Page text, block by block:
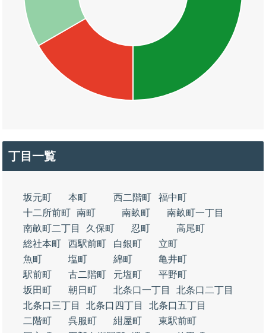
丁目一覧
坂元町 本町 西二階町
福中町
十二所前町 南町 南畝町
南畝町一丁目
南畝町二丁目
久保町 忍町
高尾町
総社本町
西駅前町 白銀町
立町
魚町
塩町 綿町
亀井町
駅前町
古二階町 元塩町
平野町
坂田町
朝日町 北条口一丁目
北条口二丁目
北条口三丁目
北条口四丁目
北条口五丁目
二階町
呉服町 紺屋町
東駅前町